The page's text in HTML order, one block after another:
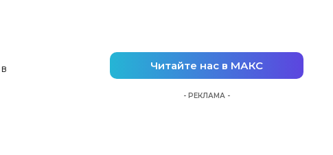
Читайте нас в МАКС
- РЕКЛАМА -